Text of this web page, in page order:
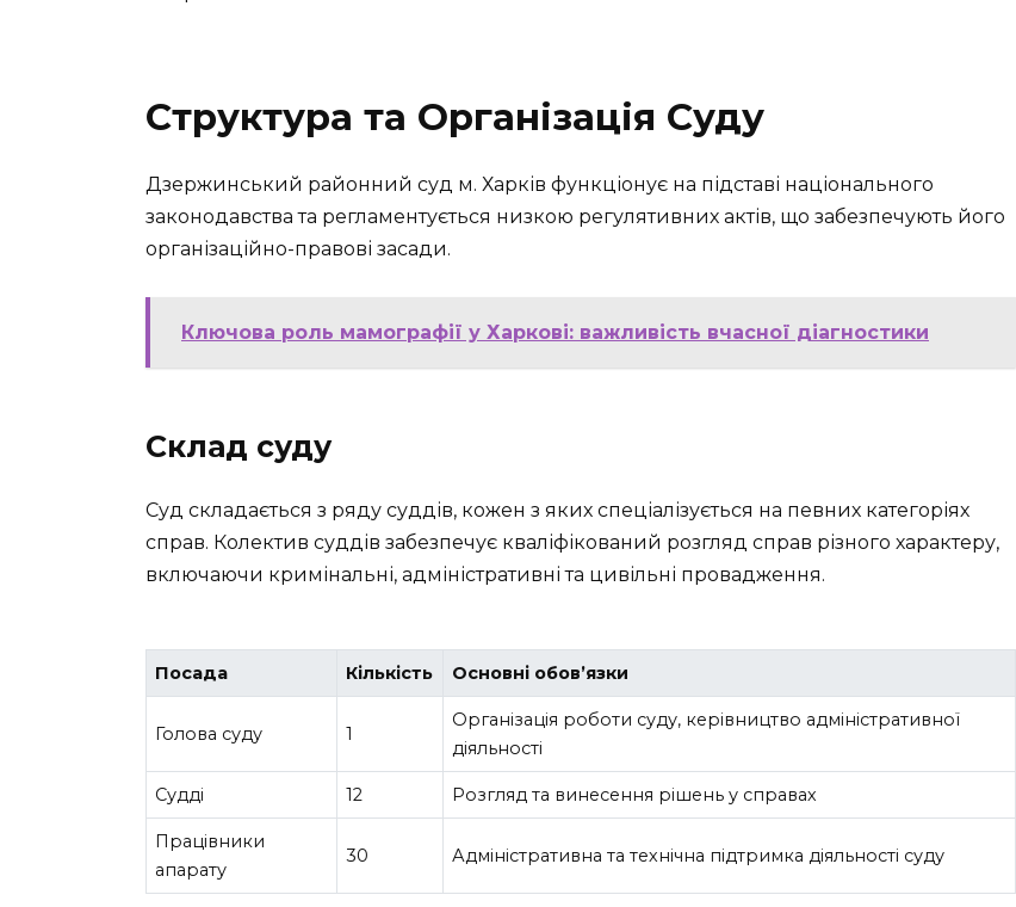
Структура та Організація Суду
Дзержинський районний суд м. Харків функціонує на підставі національного
законодавства та регламентується низкою регулятивних актів, що забезпечують його
організаційно-правові засади.
Ключова роль мамографії у Харкові: важливість вчасної діагностики
Склад суду
Суд складається з ряду суддів, кожен з яких спеціалізується на певних категоріях
справ. Колектив суддів забезпечує кваліфікований розгляд справ різного характеру,
включаючи кримінальні, адміністративні та цивільні провадження.
Посада Кількість Основні обов’язки
Голова суду 1
Організація роботи суду, керівництво адміністративної
діяльності
Судді 12 Розгляд та винесення рішень у справах
Працівники
апарату
30 Адміністративна та технічна підтримка діяльності суду